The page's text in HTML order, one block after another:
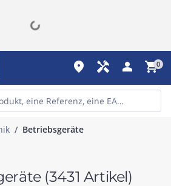
place handyman person shopping_cart0
Betriebsgeräte
(3431 Artikel)